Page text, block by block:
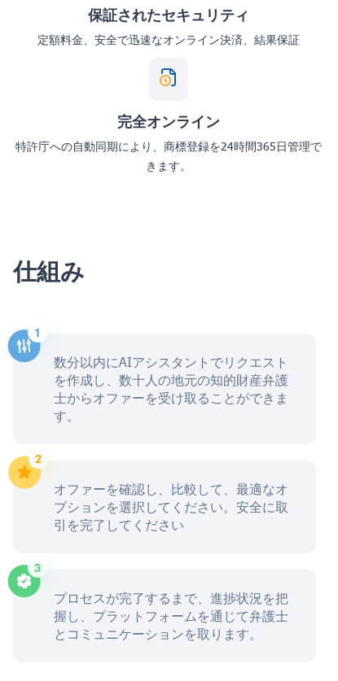
保証されたセキュリティ
定額料金、安全で迅速なオンライン決済、結果保証
完全オンライン
特許庁への自動同期により、商標登録を24時間365日管理で
きます。
仕組み
数分以内にAIアシスタントでリクエスト
を作成し、数十人の地元の知的財産弁護
士からオファーを受け取ることができま
す。
オファーを確認し、比較して、最適なオ
プションを選択してください。安全に取
引を完了してください
プロセスが完了するまで、進捗状況を把
握し、プラットフォームを通じて弁護士
とコミュニケーションを取ります。